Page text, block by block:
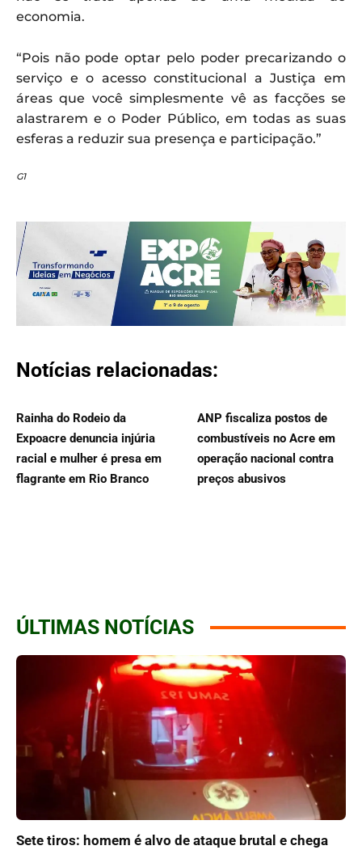
economia.
“Pois não pode optar pelo poder precarizando o
serviço e o acesso constitucional a Justiça em
áreas que você simplesmente vê as facções se
alastrarem e o Poder Público, em todas as suas
esferas a reduzir sua presença e participação.”
G1
Notícias relacionadas:
Rainha do Rodeio da
Expoacre denuncia injúria
racial e mulher é presa em
flagrante em Rio Branco
ANP fiscaliza postos de
combustíveis no Acre em
operação nacional contra
preços abusivos
ÚLTIMAS NOTÍCIAS
Sete tiros: homem é alvo de ataque brutal e chega